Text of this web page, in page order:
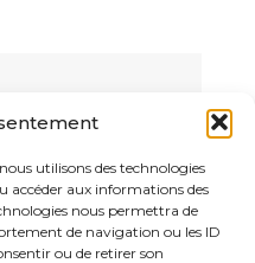
utilisons des technologies
accéder aux informations des
nous permettra de
de navigation ou les ID
ou de retirer son